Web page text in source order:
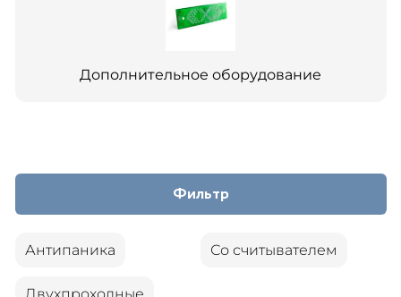
Дополнительное оборудование
Фильтр
Антипаника Со считывателем